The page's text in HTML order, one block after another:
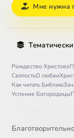
Мне нужна
Рождество Христово
СвятостьО любви
Как читать Библию
Успение Богородицы